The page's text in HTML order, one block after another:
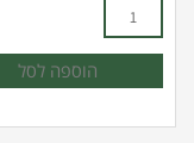
הוספה לסל